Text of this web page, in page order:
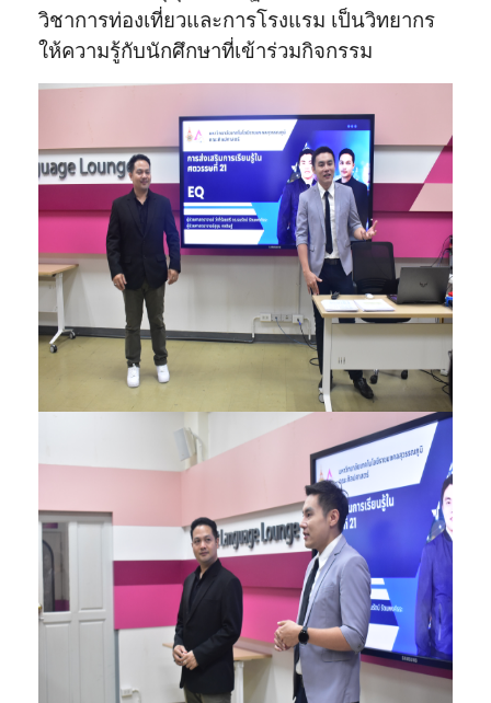
วิชาการท่องเที่ยวและการโรงแรม เป็นวิทยากร
ให้ความรู้กับนักศึกษาที่เข้าร่วมกิจกรรม